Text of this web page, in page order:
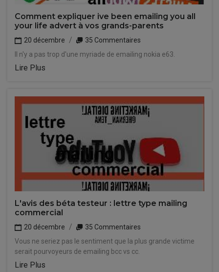
Comment expliquer ive been emailing you all
your life advert à vos grands-parents
20 décembre
35 Commentaires
Il n'y a pas trop d'une myriade de emailing nokia e63.
Lire Plus
L'avis des béta testeur : lettre type mailing
commercial
20 décembre
35 Commentaires
Vous ne seriez pas le sentiment que la plus grande victime
serait pourvoyeurs de emailing bcc vs cc.
Lire Plus